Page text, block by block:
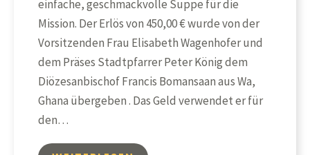
einfache, geschmackvolle Suppe für die
Mission. Der Erlös von 450,00 € wurde von der
Vorsitzenden Frau Elisabeth Wagenhofer und
dem Präses Stadtpfarrer Peter König dem
Diözesanbischof Francis Bomansaan aus Wa,
Ghana übergeben . Das Geld verwendet er für
den…